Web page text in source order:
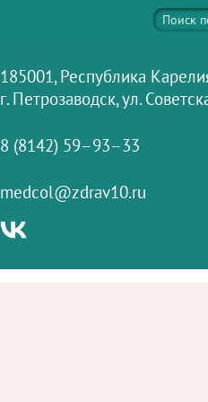
185001, Республика
г. Петрозаводск, ул.
8 (8142) 59–93–33
medcol@zdrav10.ru